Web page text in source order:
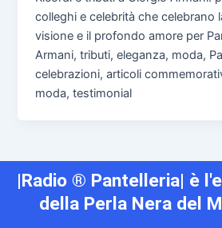
colleghi e celebrità che celebrano
visione e il profondo amore per
Armani, tributi, eleganza, moda,
celebrazioni, articoli
moda, testimonial
|Radio ® Pantelleria| è
della Perla Nera del